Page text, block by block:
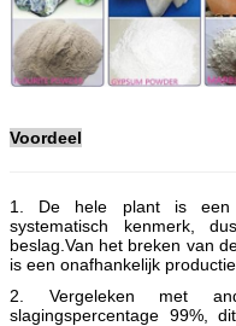
Voordeel
1. De hele plant is een
systematisch kenmerk,
beslag.Van het breken van
is een onafhankelijk
2. Vergeleken met
slagingspercentage 99%,